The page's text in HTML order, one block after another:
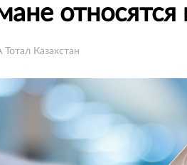
Тотал Казахстан